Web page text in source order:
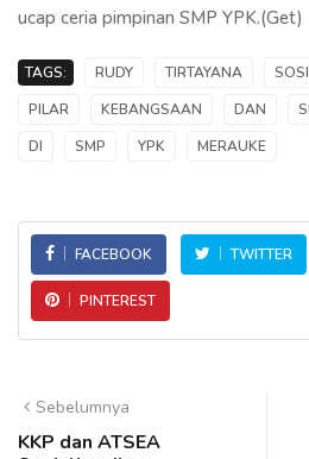
ucap ceria pimpinan SMP YPK.(Get)
TAGS: RUDY TIRTAYANA
PILAR
KEBANGSAAN DAN
DI
SMP YPK MERAUKE
FACEBOOK TWITTER
PINTEREST
Sebelumnya
KKP dan ATSEA